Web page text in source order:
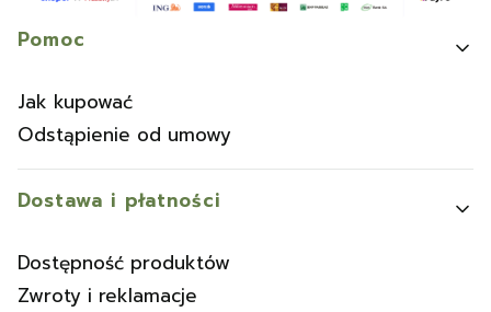
Linki w stopce
Pomoc
Jak kupować
Odstąpienie od umowy
Dostawa i płatności
Dostępność produktów
Zwroty i reklamacje